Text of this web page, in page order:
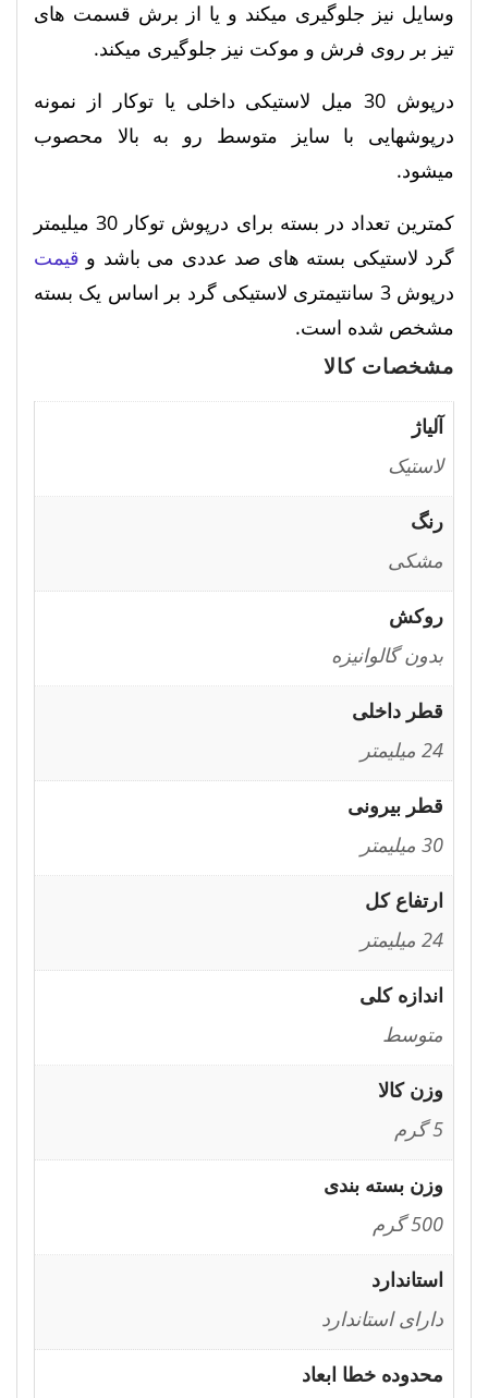
وسایل نیز جلوگیری میکند و یا از برش قسمت های
تیز بر روی فرش و موکت نیز جلوگیری میکند.
درپوش 30 میل لاستیکی داخلی یا توکار از نمونه
درپوشهایی با سایز متوسط رو به بالا محصوب
میشود.
کمترین تعداد در بسته برای درپوش توکار 30 میلیمتر
گرد لاستیکی بسته های صد عددی می باشد و قیمت
درپوش 3 سانتیمتری لاستیکی گرد بر اساس یک بسته
مشخص شده است.
مشخصات کالا
آلیاژ
لاستیک
رنگ
مشکی
روکش
بدون گالوانیزه
قطر داخلی
24 میلیمتر
قطر بیرونی
30 میلیمتر
ارتفاع کل
24 میلیمتر
اندازه کلی
متوسط
وزن کالا
5 گرم
وزن بسته بندی
500 گرم
استاندارد
دارای استاندارد
محدوده خطا ابعاد